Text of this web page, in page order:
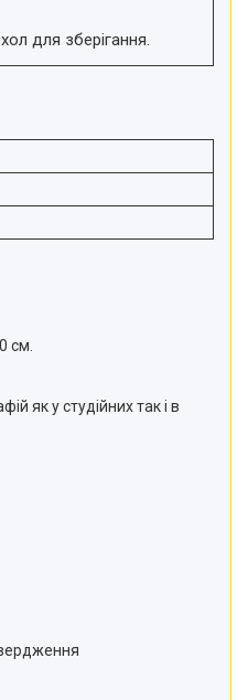
для зберігання.
см.
як у студійних так і в